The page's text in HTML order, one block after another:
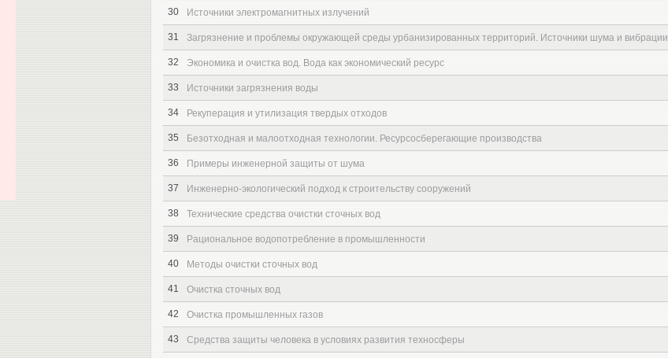
30 Источники электромагнитных излучений
31 Загрязнение и проблемы окружающей среды урбанизированных территорий. Источники шума и вибрации
32 Экономика и очистка вод. Вода как экономический ресурс
33 Источники загрязнения воды
34 Рекуперация и утилизация твердых отходов
35 Безотходная и малоотходная технологии. Ресурсосберегающие производства
36 Примеры инженерной защиты от шума
37 Инженерно-экологический подход к строительству сооружений
38 Технические средства очистки сточных вод
39 Рациональное водопотребление в промышленности
40 Методы очистки сточных вод
41 Очистка сточных вод
42 Очистка промышленных газов
43 Средства защиты человека в условиях развития техносферы